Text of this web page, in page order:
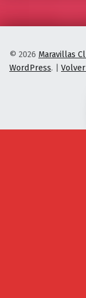
© 2026 Maravillas
WordPress. |